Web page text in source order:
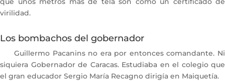
virilidad.
Los bombachos del gobernador
Guillermo Pacanins no era por entonces comandante. Ni
siquiera Gobernador de Caracas. Estudiaba en el colegio que
el gran educador Sergio María Recagno dirigía en Maiquetía.